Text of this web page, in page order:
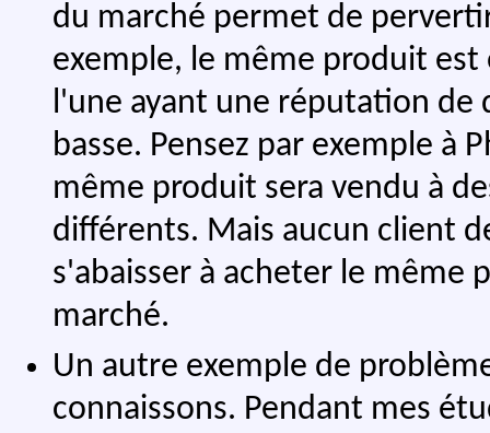
du marché permet de
exemple, le même produit
l'une ayant une réputation
basse. Pensez par exemple à
même produit sera vendu à
différents. Mais aucun client
s'abaisser à acheter le même
marché.
Un autre exemple de
connaissons. Pendant mes